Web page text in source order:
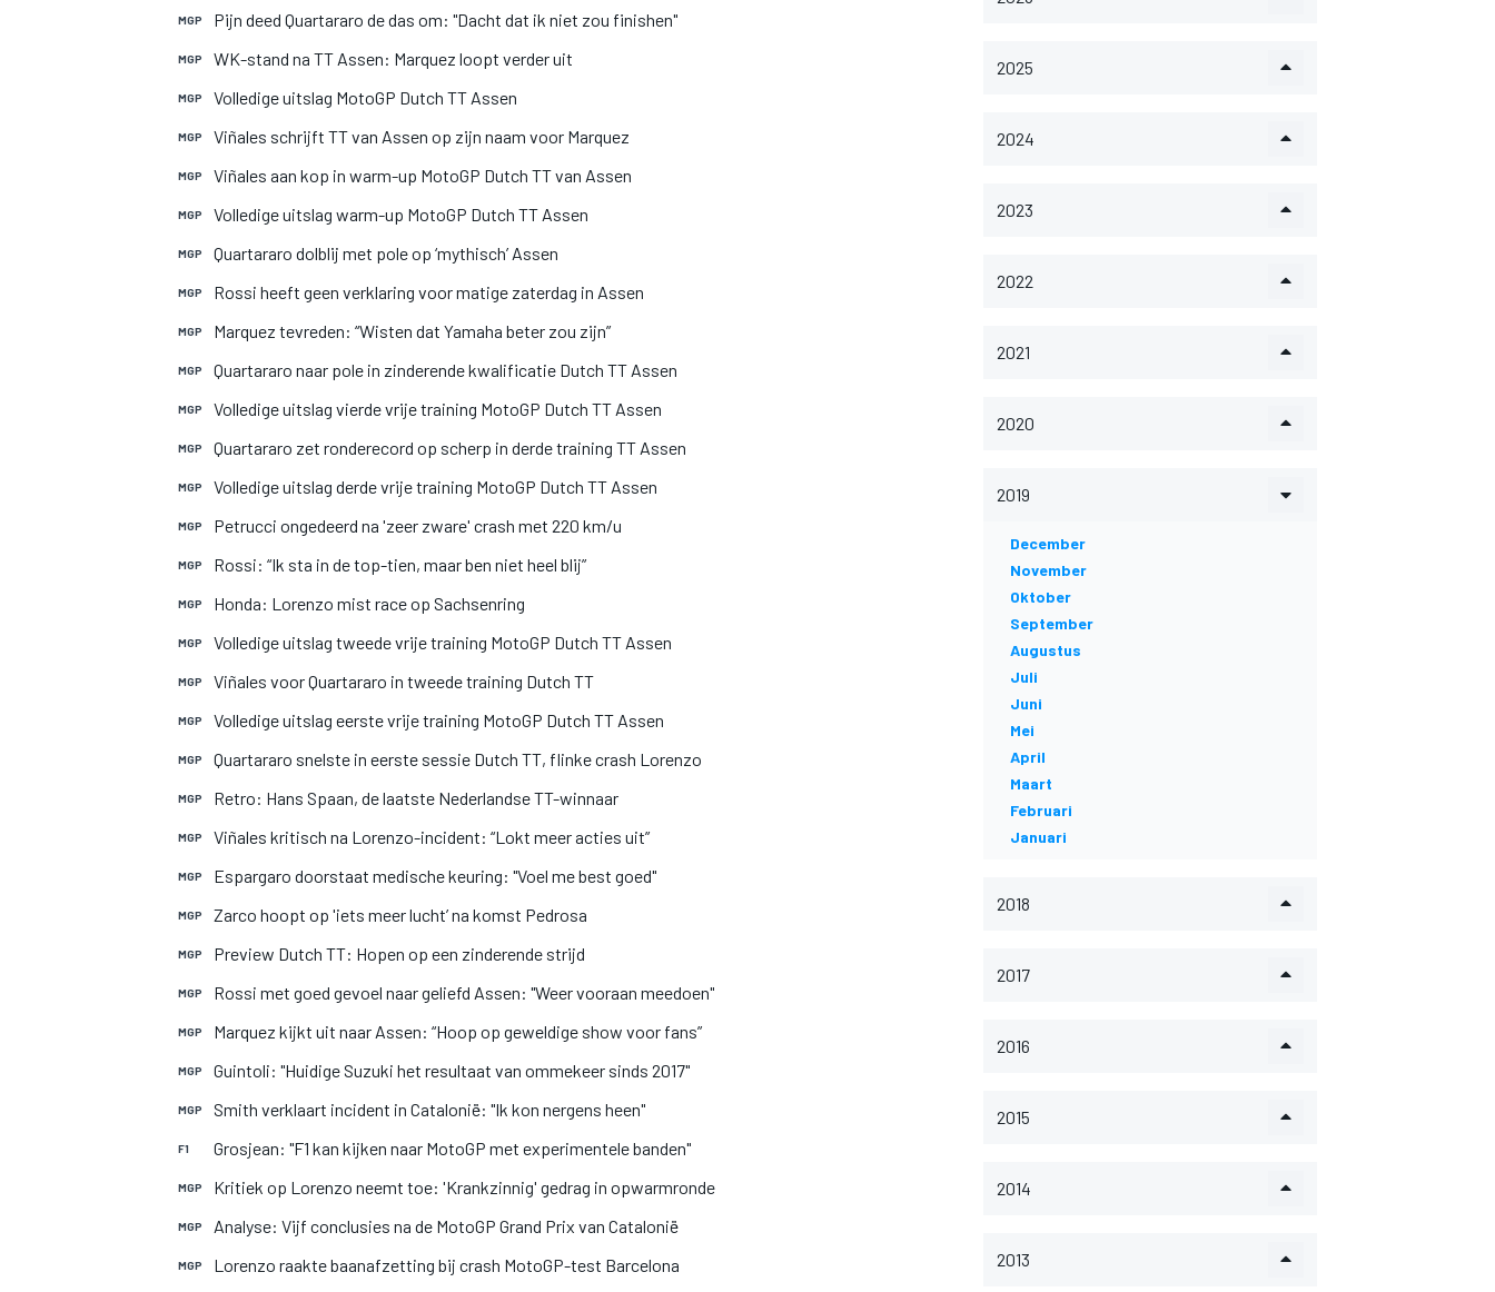
WEC DTM
MGP Pijn deed Quartararo de das om: "Dacht dat ik niet zou finishen"
MGP WK-stand na TT Assen: Marquez loopt verder uit
MGP Volledige uitslag MotoGP Dutch TT Assen
MGP Viñales schrijft TT van Assen op zijn naam voor Marquez
MGP Viñales aan kop in warm-up MotoGP Dutch TT van Assen
MGP Volledige uitslag warm-up MotoGP Dutch TT Assen
MGP Quartararo dolblij met pole op ‘mythisch’ Assen
MGP Rossi heeft geen verklaring voor matige zaterdag in Assen
MGP Marquez tevreden: “Wisten dat Yamaha beter zou zijn”
MGP Quartararo naar pole in zinderende kwalificatie Dutch TT Assen
MGP Volledige uitslag vierde vrije training MotoGP Dutch TT Assen
MGP Quartararo zet ronderecord op scherp in derde training TT Assen
MGP Volledige uitslag derde vrije training MotoGP Dutch TT Assen
MGP Petrucci ongedeerd na 'zeer zware' crash met 220 km/u
MGP Rossi: “Ik sta in de top-tien, maar ben niet heel blij”
MGP Honda: Lorenzo mist race op Sachsenring
MGP Volledige uitslag tweede vrije training MotoGP Dutch TT Assen
MGP Viñales voor Quartararo in tweede training Dutch TT
MGP Volledige uitslag eerste vrije training MotoGP Dutch TT Assen
MGP Quartararo snelste in eerste sessie Dutch TT, flinke crash Lorenzo
MGP Retro: Hans Spaan, de laatste Nederlandse TT-winnaar
MGP Viñales kritisch na Lorenzo-incident: “Lokt meer acties uit”
MGP Espargaro doorstaat medische keuring: "Voel me best goed"
MGP Zarco hoopt op 'iets meer lucht’ na komst Pedrosa
MGP Preview Dutch TT: Hopen op een zinderende strijd
MGP Rossi met goed gevoel naar geliefd Assen: "Weer vooraan meedoen"
MGP Marquez kijkt uit naar Assen: “Hoop op geweldige show voor fans”
MGP Guintoli: "Huidige Suzuki het resultaat van ommekeer sinds 2017"
MGP Smith verklaart incident in Catalonië: "Ik kon nergens heen"
F1 Grosjean: "F1 kan kijken naar MotoGP met experimentele banden"
MGP Kritiek op Lorenzo neemt toe: 'Krankzinnig' gedrag in opwarmronde
MGP Analyse: Vijf conclusies na de MotoGP Grand Prix van Catalonië
MGP Lorenzo raakte baanafzetting bij crash MotoGP-test Barcelona
2025
2024
2023
2022
2021
2020
2019
December
November
Oktober
September
Augustus
Juli
Juni
Mei
April
Maart
Februari
Januari
2018
2017
2016
2015
2014
2013